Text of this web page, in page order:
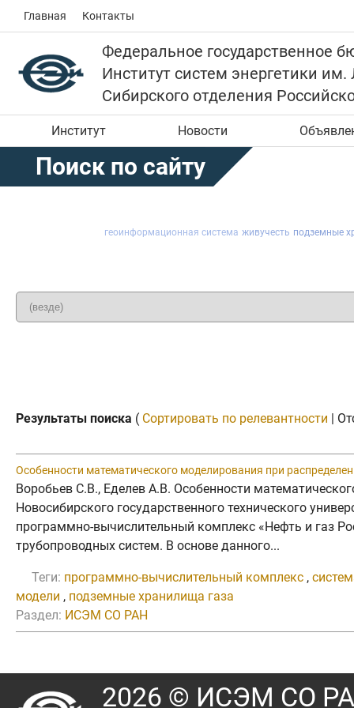
Главная Контакты
Федеральное государственное
Институт систем энергетики
Сибирского отделения
Институт Новости
Поиск по сайту
геоинформационная система живучесть подземные
Результаты поиска ( Сортировать по релевантности |
Особенности математического моделирования при
Воробьев С.В., Еделев А.В. Особенности
Новосибирского государственного технического
программно-вычислительный комплекс «Нефть и газ
трубопроводных систем. В основе данного...
Теги: программно-вычислительный комплекс ,
модели , подземные хранилища газа
Раздел: ИСЭМ СО РАН
2026 © ИСЭМ СО